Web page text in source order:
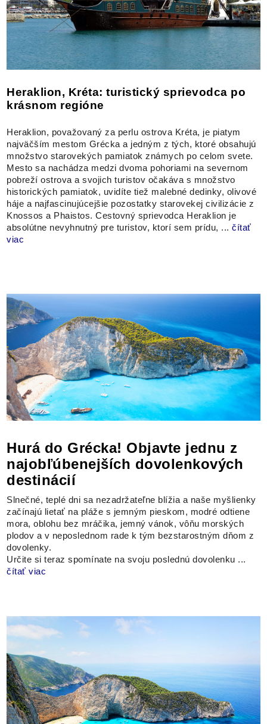
Heraklion, Kréta: turistický sprievodca po
krásnom regióne
Heraklion, považovaný za perlu ostrova Kréta, je piatym
najväčším mestom Grécka a jedným z tých, ktoré obsahujú
množstvo starovekých pamiatok známych po celom svete.
Mesto sa nachádza medzi dvoma pohoriami na severnom
pobreží ostrova a svojich turistov očakáva s množstvo
historických pamiatok, uvidíte tiež malebné dedinky, olivové
háje a najfascinujúcejšie pozostatky starovekej civilizácie z
Knossos a Phaistos. Cestovný sprievodca Heraklion je
absolútne nevyhnutný pre turistov, ktorí sem prídu, ...čítať
viac
Hurá do Grécka! Objavte jednu z
najobľúbenejších dovolenkových
destinácií
Slnečné, teplé dni sa nezadržateľne blížia a naše myšlienky
začínajú lietať na pláže s jemným pieskom, modré odtiene
mora, oblohu bez mráčika, jemný vánok, vôňu morských
plodov a v neposlednom rade k tým bezstarostným dňom z
dovolenky.
Určite si teraz spomínate na svoju poslednú dovolenku ...
čítať viac